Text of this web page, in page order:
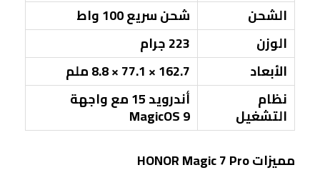
الشحن
شحن سريع 100 واط
الوزن
223 جرام
الأبعاد
162.7 × 77.1 × 8.8 ملم
نظام
التشغيل
أندرويد 15 مع واجهة
MagicOS 9
مميزات HONOR Magic 7 Pro